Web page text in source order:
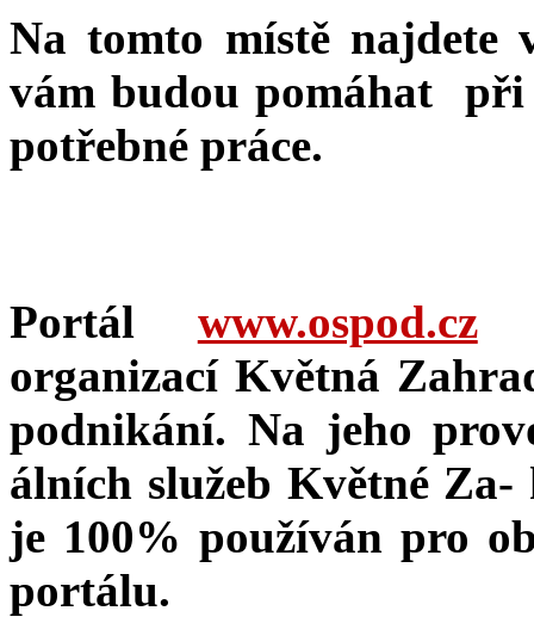
Na tomto místě najdete
vám budou pomáhat
potřebné práce.
Portál www.ospod.czje
organizací Květná
podnikání. Na jeho
álních služeb Květné
je 100% používán pro
portálu.